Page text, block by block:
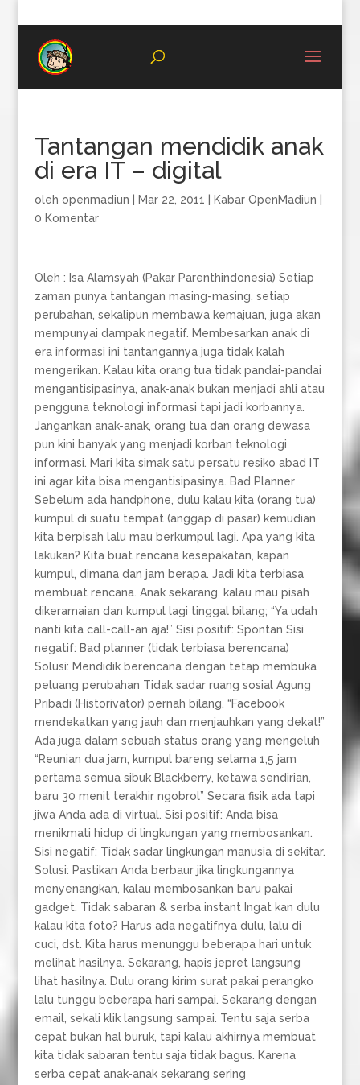
Tantangan mendidik anak
di era IT – digital
oleh openmadiun Mar 22, 2011 Kabar OpenMadiun
0 Komentar
Oleh : Isa Alamsyah (Pakar Parenthindonesia) Setiap
zaman punya tantangan masing-masing, setiap
perubahan, sekalipun membawa kemajuan, juga akan
mempunyai dampak negatif. Membesarkan anak di
era informasi ini tantangannya juga tidak kalah
mengerikan. Kalau kita orang tua tidak pandai-pandai
mengantisipasinya, anak-anak bukan menjadi ahli atau
pengguna teknologi informasi tapi jadi korbannya.
Jangankan anak-anak, orang tua dan orang dewasa
pun kini banyak yang menjadi korban teknologi
informasi. Mari kita simak satu persatu resiko abad IT
ini agar kita bisa mengantisipasinya. Bad Planner
Sebelum ada handphone, dulu kalau kita (orang tua)
kumpul di suatu tempat (anggap di pasar) kemudian
kita berpisah lalu mau berkumpul lagi. Apa yang kita
lakukan? Kita buat rencana kesepakatan, kapan
kumpul, dimana dan jam berapa. Jadi kita terbiasa
membuat rencana. Anak sekarang, kalau mau pisah
dikeramaian dan kumpul lagi tinggal bilang; “Ya udah
nanti kita call-call-an aja!” Sisi positif: Spontan Sisi
negatif: Bad planner (tidak terbiasa berencana)
Solusi: Mendidik berencana dengan tetap membuka
peluang perubahan Tidak sadar ruang sosial Agung
Pribadi (Historivator) pernah bilang. “Facebook
mendekatkan yang jauh dan menjauhkan yang dekat!”
Ada juga dalam sebuah status orang yang mengeluh
“Reunian dua jam, kumpul bareng selama 1,5 jam
pertama semua sibuk Blackberry, ketawa sendirian,
baru 30 menit terakhir ngobrol” Secara fisik ada tapi
jiwa Anda ada di virtual. Sisi positif: Anda bisa
menikmati hidup di lingkungan yang membosankan.
Sisi negatif: Tidak sadar lingkungan manusia di sekitar.
Solusi: Pastikan Anda berbaur jika lingkungannya
menyenangkan, kalau membosankan baru pakai
gadget. Tidak sabaran & serba instant Ingat kan dulu
kalau kita foto? Harus ada negatifnya dulu, lalu di
cuci, dst. Kita harus menunggu beberapa hari untuk
melihat hasilnya. Sekarang, hapis jepret langsung
lihat hasilnya. Dulu orang kirim surat pakai perangko
lalu tunggu beberapa hari sampai. Sekarang dengan
email, sekali klik langsung sampai. Tentu saja serba
cepat bukan hal buruk, tapi kalau akhirnya membuat
kita tidak sabaran tentu saja tidak bagus. Karena
serba cepat anak-anak sekarang sering